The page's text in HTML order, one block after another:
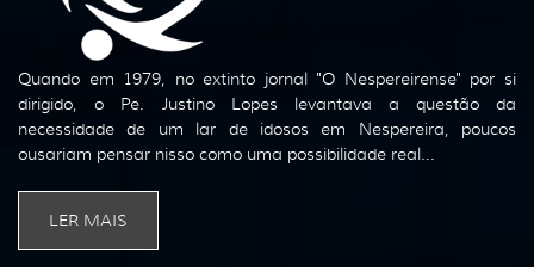
Quando em 1979, no extinto jornal "O Nespereirense" por si
dirigido, o Pe. Justino Lopes levantava a questão da
necessidade de um lar de idosos em Nespereira, poucos
ousariam pensar nisso como uma possibilidade real...
LER MAIS